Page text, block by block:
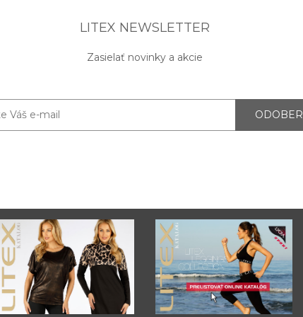
LITEX NEWSLETTER
Zasielať novinky a akcie